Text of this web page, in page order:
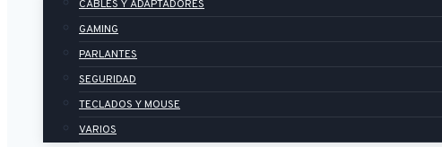
CABLES Y ADAPTADORES
GAMING
PARLANTES
SEGURIDAD
TECLADOS Y MOUSE
VARIOS